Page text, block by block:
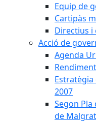
Equip de
Cartipàs
Directius i
Acció de
Agenda
2007
Segon
de